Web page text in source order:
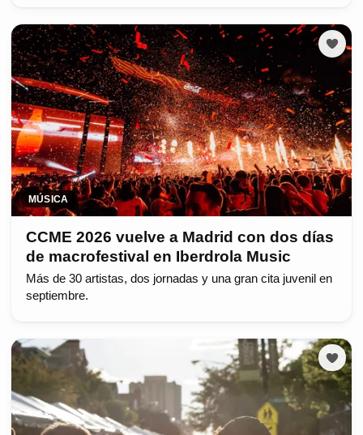
MÚSICA
CCME 2026 vuelve a Madrid con dos días
de macrofestival en Iberdrola Music
Más de 30 artistas, dos jornadas y una gran cita juvenil en
septiembre.